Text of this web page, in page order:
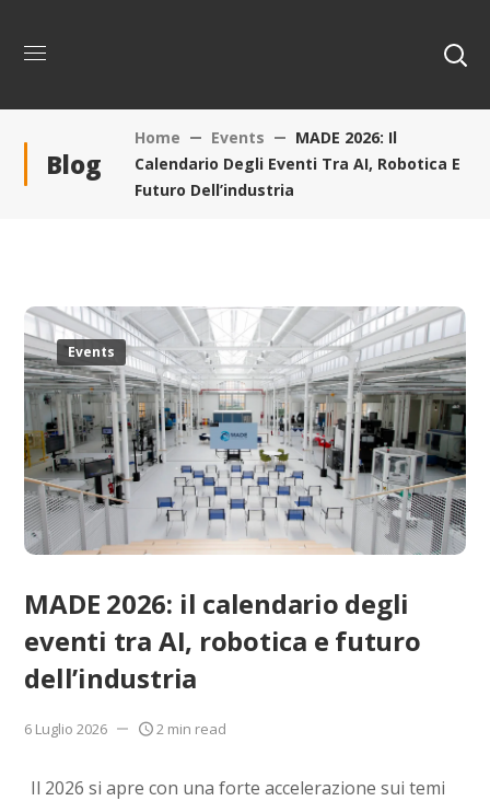
Blog
Home Events
MADE 2026: Il
Calendario Degli Eventi Tra AI, Robotica E
Futuro Dell’industria
Events
MADE 2026: il calendario degli
eventi tra AI, robotica e futuro
dell’industria
6 Luglio 2026 2 min read
Il 2026 si apre con una forte accelerazione sui temi